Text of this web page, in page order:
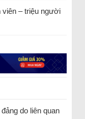
viên – triệu người
do liên quan